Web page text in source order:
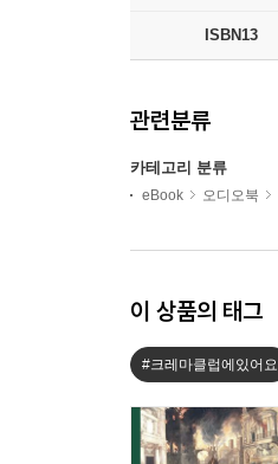
ISBN13
관련분류
카테고리 분류
eBook 오디오북
이 상품의 태그
#크레마클럽에있어요